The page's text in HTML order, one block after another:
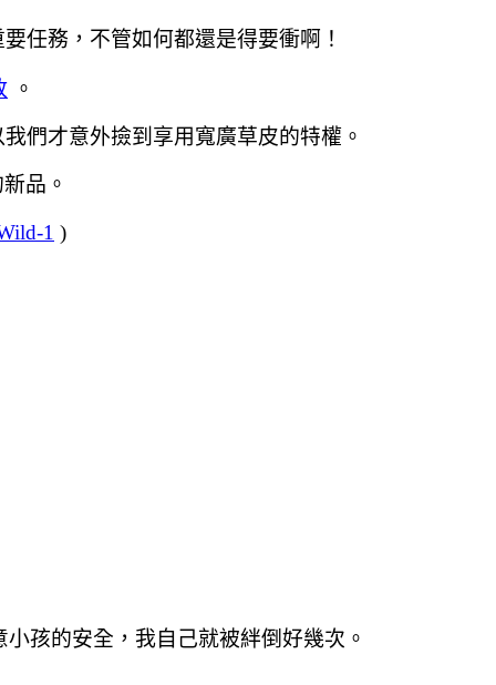
要任務 ，不管如何都還是得要衝啊！
。
我們才意外撿到享用寬廣草皮的特權。
品。
1 )
小孩的安全 ，我自己就被絆倒好幾次 。